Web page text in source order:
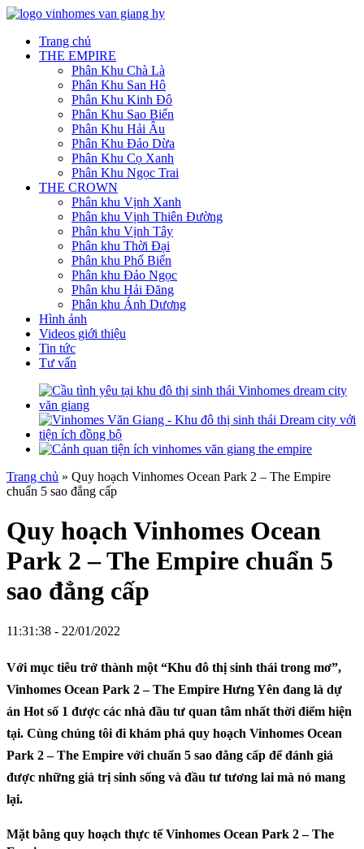
Trang chủ
THE EMPIRE
Phân Khu Chà Là
Phân Khu San Hô
Phân Khu Kinh Đô
Phân Khu Sao Biển
Phân Khu Hải Âu
Phân Khu Đảo Dừa
Phân Khu Cọ Xanh
Phân Khu Ngọc Trai
THE CROWN
Phân khu Vịnh Xanh
Phân khu Vịnh Thiên Đường
Phân khu Vịnh Tây
Phân khu Thời Đại
Phân khu Phố Biển
Phân khu Đảo Ngọc
Phân khu Hải Đăng
Phân khu Ánh Dương
Hình ảnh
Videos giới thiệu
Tin tức
Tư vấn
Trang chủ » Quy hoạch Vinhomes Ocean Park 2 – The Empire
chuẩn 5 sao đẳng cấp
Quy hoạch Vinhomes Ocean
Park 2 – The Empire chuẩn 5
sao đẳng cấp
11:31:38 - 22/01/2022
Với mục tiêu trở thành một “Khu đô thị sinh thái trong mơ”,
Vinhomes Ocean Park 2 – The Empire Hưng Yên đang là dự
án Hot số 1 được các nhà đầu tư quan tâm nhất thời điểm hiện
tại. Cùng chúng tôi đi khám phá quy hoạch Vinhomes Ocean
Park 2 – The Empire với chuẩn 5 sao đẳng cấp để đánh giá
được những giá trị sinh sống và đầu tư tương lai mà nó mang
lại.
Mặt bằng quy hoạch thực tế Vinhomes Ocean Park 2 – The